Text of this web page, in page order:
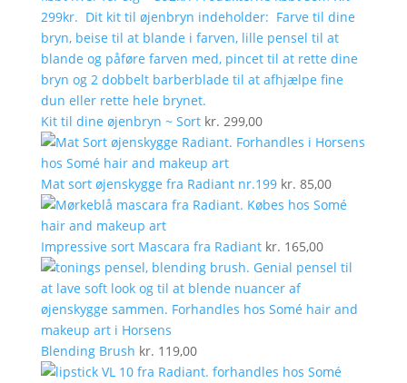
Kit til dine øjenbryn ~ Sort kr. 299,00
Mat sort øjenskygge fra Radiant nr.199 kr. 85,00
Impressive sort Mascara fra Radiant kr. 165,00
Blending Brush kr. 119,00